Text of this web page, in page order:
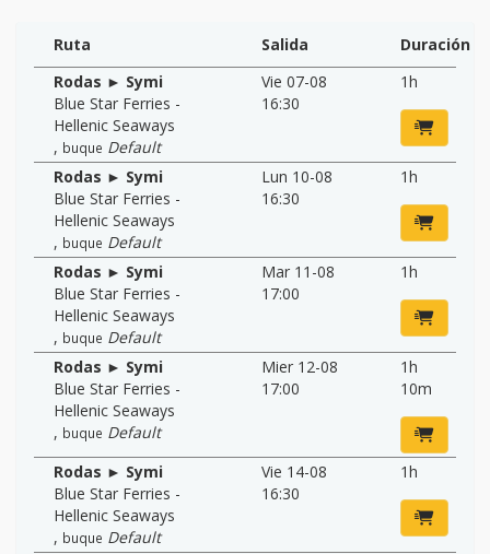
Ruta Salida
Duración
Rodas ► Symi
Blue Star Ferries -
Hellenic Seaways
, buque Default
Vie 07-08
16:30
1h
Rodas ► Symi
Blue Star Ferries -
Hellenic Seaways
, buque Default
Lun 10-08
16:30
1h
Rodas ► Symi
Blue Star Ferries -
Hellenic Seaways
, buque Default
Mar 11-08
17:00
1h
Rodas ► Symi
Blue Star Ferries -
Hellenic Seaways
, buque Default
Mier 12-08
17:00
1h
10m
Rodas ► Symi
Blue Star Ferries -
Hellenic Seaways
, buque Default
Vie 14-08
16:30
1h